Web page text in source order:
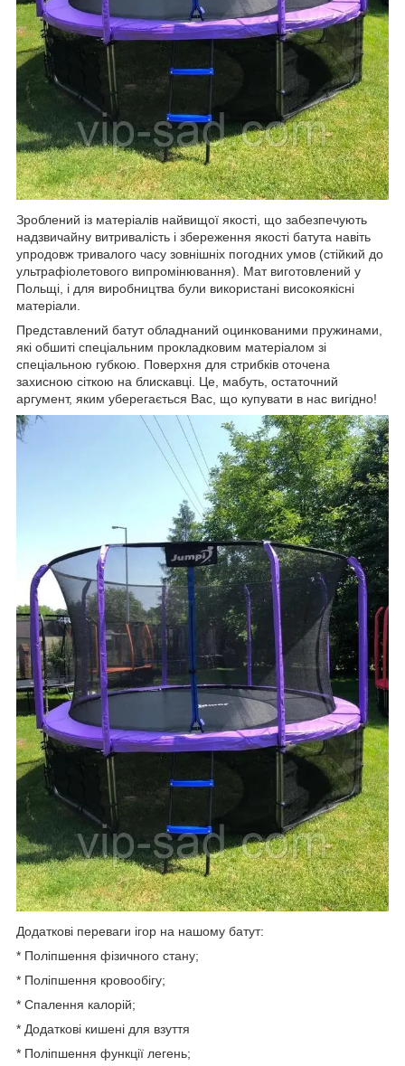
Зроблений із матеріалів найвищої якості, що забезпечують
надзвичайну витривалість і збереження якості батута навіть
упродовж тривалого часу зовнішніх погодних умов (стійкий до
ультрафіолетового випромінювання). Мат виготовлений у
Польщі, і для виробництва були використані високоякісні
матеріали.
Представлений батут обладнаний оцинкованими пружинами,
які обшиті спеціальним прокладковим матеріалом зі
спеціальною губкою. Поверхня для стрибків оточена
захисною сіткою на блискавці. Це, мабуть, остаточний
аргумент, яким уберегається Вас, що купувати в нас вигідно!
Додаткові переваги ігор на нашому батут:
* Поліпшення фізичного стану;
* Поліпшення кровообігу;
* Спалення калорій;
* Додаткові кишені для взуття
* Поліпшення функції легень;